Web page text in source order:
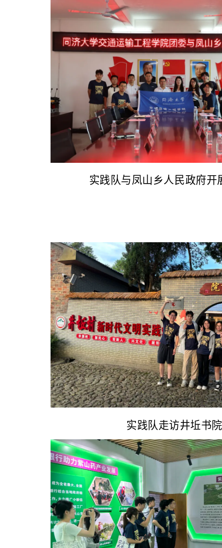
实践队与凤山乡人民政府开
实践队走访井坵书院